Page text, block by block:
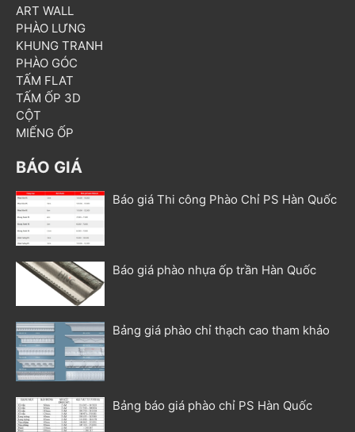
ART WALL
PHÀO LƯNG
KHUNG TRANH
PHÀO GÓC
TẤM FLAT
TẤM ỐP 3D
CỘT
MIẾNG ỐP
BÁO GIÁ
Báo giá Thi công Phào Chỉ PS Hàn Quốc
Báo giá phào nhựa ốp trần Hàn Quốc
Bảng giá phào chỉ thạch cao tham khảo
Bảng báo giá phào chỉ PS Hàn Quốc